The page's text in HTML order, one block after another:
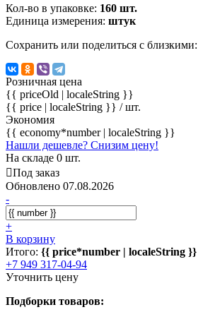
Кол-во в упаковке: 160 шт.
Единица измерения: штук
Сохранить или поделиться с близкими:
Розничная цена
{{ priceOld | localeString }}
{{ price | localeString }} / шт.
Экономия
{{ economy*number | localeString }}
Нашли дешевле? Снизим цену!
На складе 0 шт.
Под заказ
Обновлено 07.08.2026
-
+
В корзину
Итого: {{ price*number | localeString }}
+7 949 317-04-94
Уточнить цену
Подборки товаров: